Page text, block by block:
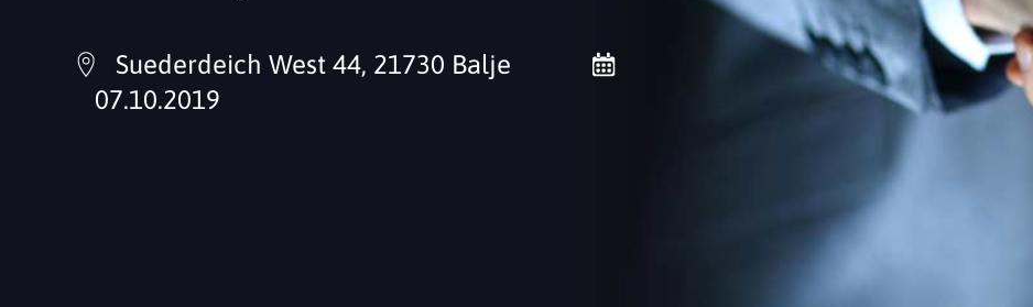
Suederdeich West 44, 21730 Balje
07.10.2019